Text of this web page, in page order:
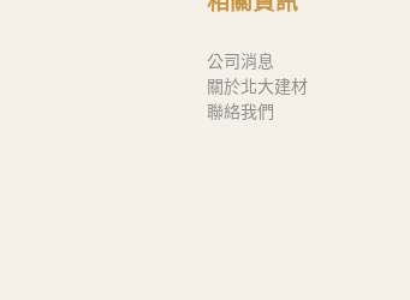
公司消息
關於北大建材
聯絡我們